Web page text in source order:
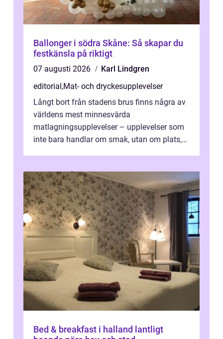
Ballonger i södra Skåne: Så skapar du
festkänsla på riktigt
07 augusti 2026
Karl Lindgren
editorial,Mat- och dryckesupplevelser
Långt bort från stadens brus finns några av
världens mest minnesvärda
matlagningsupplevelser – upplevelser som
inte bara handlar om smak, utan om plats,
Bed & breakfast i halland lantligt